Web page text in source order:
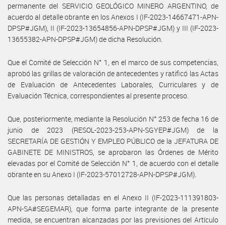
permanente del SERVICIO GEOLÓGICO MINERO ARGENTINO, de
acuerdo al detalle obrante en los Anexos I (IF-2023-14667471-APN-
DPSP#JGM), II (IF-2023-13654856-APN-DPSP#JGM) y III (IF-2023-
13655382-APN-DPSP#JGM) de dicha Resolución.
Que el Comité de Selección N° 1, en el marco de sus competencias,
aprobó las grillas de valoración de antecedentes y ratificó las Actas
de Evaluación de Antecedentes Laborales, Curriculares y de
Evaluación Técnica, correspondientes al presente proceso.
Que, posteriormente, mediante la Resolución N° 253 de fecha 16 de
junio de 2023 (RESOL-2023-253-APN-SGYEP#JGM) de la
SECRETARÍA DE GESTIÓN Y EMPLEO PÚBLICO de la JEFATURA DE
GABINETE DE MINISTROS, se aprobaron las Órdenes de Mérito
elevadas por el Comité de Selección N° 1, de acuerdo con el detalle
obrante en su Anexo I (IF-2023-57012728-APN-DPSP#JGM).
Que las personas detalladas en el Anexo II (IF-2023-111391803-
APN-SA#SEGEMAR), que forma parte integrante de la presente
medida, se encuentran alcanzadas por las previsiones del Artículo